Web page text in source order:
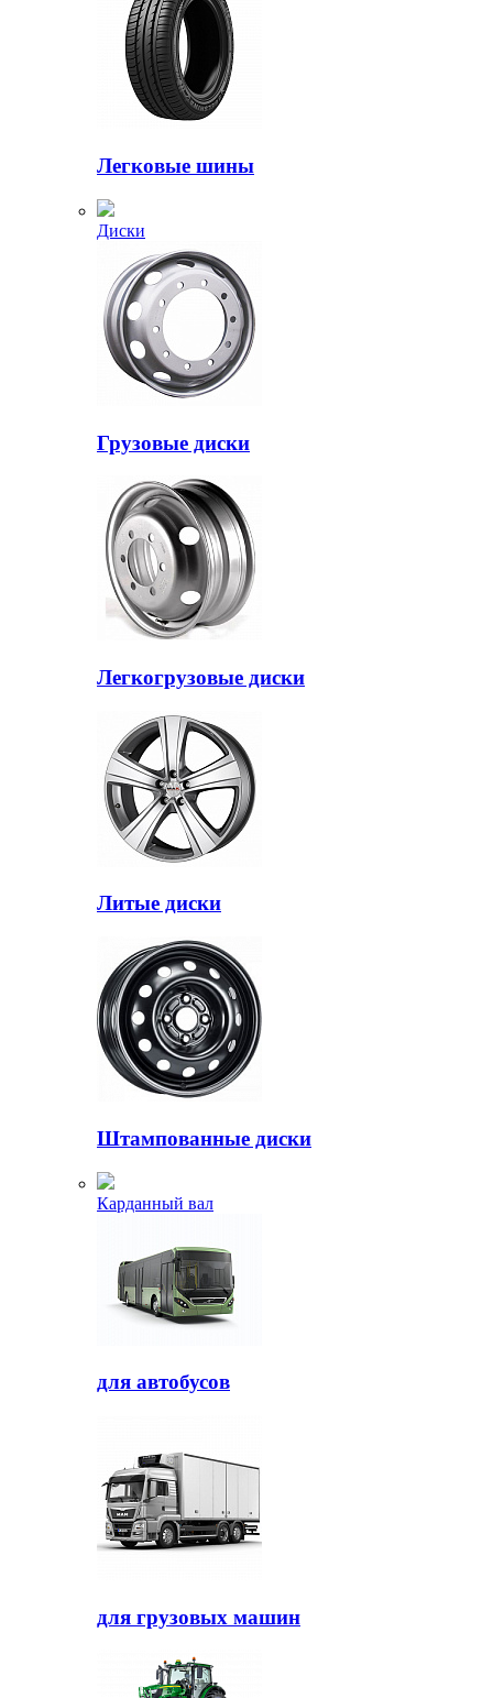
Легковые шины
Диски
Грузовые диски
Легкогрузовые диски
Литые диски
Штампованные диски
Карданный вал
для автобусов
для грузовых машин